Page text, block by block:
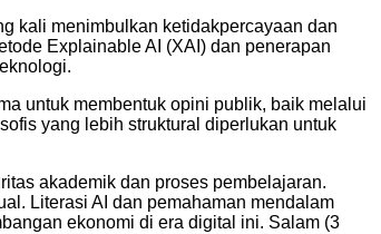
kali menimbulkan ketidakpercayaan dan
Explainable AI (XAI) dan penerapan
untuk membentuk opini publik, baik melalui
yang lebih struktural diperlukan untuk
akademik dan proses pembelajaran.
Literasi AI dan pemahaman mendalam
ekonomi di era digital ini. Salam (3